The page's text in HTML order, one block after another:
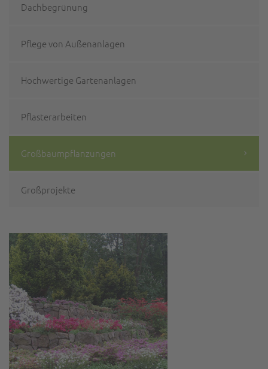
Dachbegrünung
Pflege von Außenanlagen
Hochwertige Gartenanlagen
Pflasterarbeiten
Großbaumpflanzungen
Großprojekte